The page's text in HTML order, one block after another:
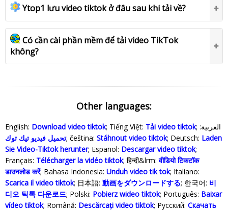
Ytop1 lưu video tiktok ở đâu sau khi tải về?
Có cần cài phần mềm để tải video TikTok
không?
Other languages:
English: Download video tiktok; Tiếng Việt: Tải video tiktok ; العربية:
تحميل فيديو تيك توك; čeština: Stáhnout video tiktok; Deutsch: Laden
Sie Video-Tiktok herunter; Español: Descargar video tiktok;
Français: Télécharger la vidéo tiktok; हिन्दी&lrm:वीडियो टिकटॉक
डाउनलोड करें; Bahasa Indonesia‬: Unduh video tik tok; Italiano:
Scarica il video tiktok; 日本語: 動画をダウンロードする; 한국어: 비
디오 틱톡 다운로드; Polski‎: Pobierz wideo tiktok; Português: Baixar
vídeo tiktok; Română: Descărcați video tiktok; Русский: Скачать